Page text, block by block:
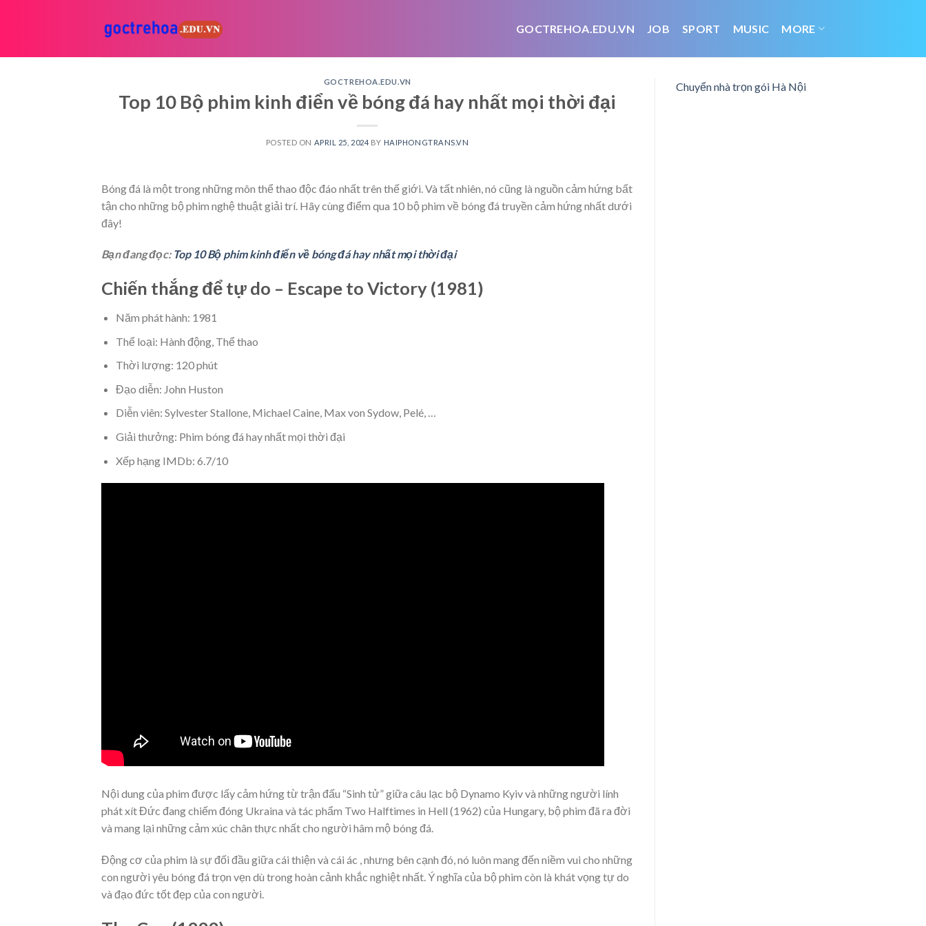
GOCTREHOA.EDU.VN JOB SPORT MUSIC MORE
GOCTREHOA.EDU.VN
Top 10 Bộ phim kinh điển về bóng đá hay nhất mọi thời đại
POSTED ON APRIL 25, 2024 BY HAIPHONGTRANS.VN
Bóng đá là một trong những môn thể thao độc đáo nhất trên thế giới. Và tất nhiên, nó cũng là nguồn cảm hứng bất
tận cho những bộ phim nghệ thuật giải trí. Hãy cùng điểm qua 10 bộ phim về bóng đá truyền cảm hứng nhất dưới
đây!
Bạn đang đọc: Top 10 Bộ phim kinh điển về bóng đá hay nhất mọi thời đại
Chiến thắng để tự do – Escape to Victory (1981)
Năm phát hành: 1981
Thể loại: Hành động, Thể thao
Thời lượng: 120 phút
Đạo diễn: John Huston
Diễn viên: Sylvester Stallone, Michael Caine, Max von Sydow, Pelé, …
Giải thưởng: Phim bóng đá hay nhất mọi thời đại
Xếp hạng IMDb: 6.7/10
Nội dung của phim được lấy cảm hứng từ trận đấu “Sinh tử” giữa câu lạc bộ Dynamo Kyiv và những người lính
phát xít Đức đang chiếm đóng Ukraina và tác phẩm Two Halftimes in Hell (1962) của Hungary, bộ phim đã ra đời
và mang lại những cảm xúc chân thực nhất cho người hâm mộ bóng đá.
Động cơ của phim là sự đối đầu giữa cái thiện và cái ác , nhưng bên cạnh đó, nó luôn mang đến niềm vui cho những
con người yêu bóng đá trọn vẹn dù trong hoàn cảnh khắc nghiệt nhất. Ý nghĩa của bộ phim còn là khát vọng tự do
và đạo đức tốt đẹp của con người.
Chuyển nhà trọn gói Hà Nội